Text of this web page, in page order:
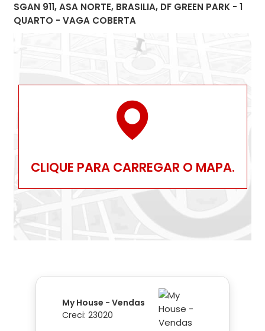
SGAN 911, ASA NORTE, BRASILIA, DF GREEN PARK - 1
QUARTO - VAGA COBERTA
CLIQUE PARA CARREGAR O MAPA.
My House - Vendas
Creci: 23020